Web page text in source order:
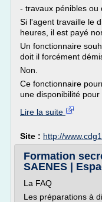
- travaux pénibles ou
Si l'agent travaille le
heures, il est payé
Un fonctionnaire
doit il forcément
Non.
Ce fonctionnaire
une disponibilité pour
Lire la suite
Site : http://
Formation
SAENES |
La FAQ
Les préparations à